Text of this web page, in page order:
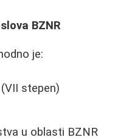
BZNR
je:
stepen)
u oblasti BZNR